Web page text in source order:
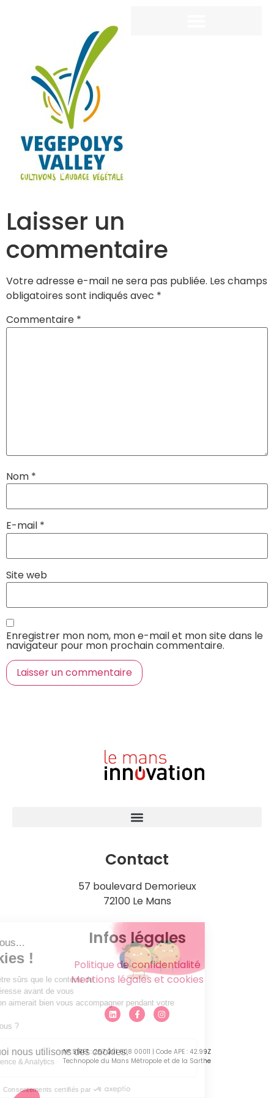
Laisser un
commentaire
Votre adresse e-mail ne sera pas publiée. Les champs
obligatoires sont indiqués avec *
Commentaire *
Nom *
E-mail *
Site web
Enregistrer mon nom, mon e-mail et mon site dans le
navigateur pour mon prochain commentaire.
Contact
57 boulevard Demorieux
72100 Le Mans
Infos légales
Politique de confidentialité
Mentions légales et cookies
N° SIRET : 257 201 608 00011 | Code APE : 42.99Z
Technopole du Mans Métropole et de la Sarthe